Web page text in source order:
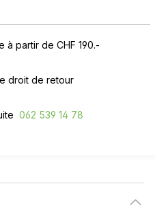
à partir de CHF 190.-
droit de retour
062 539 14 78